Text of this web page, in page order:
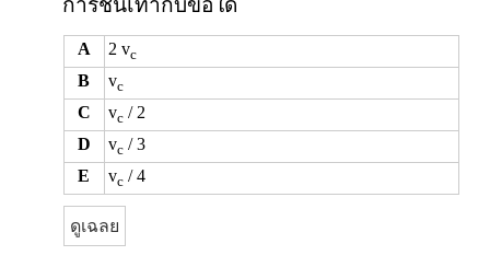
การชนเท่ากับข้อใด
A 2 vc
B vc
C vc/ 2
D
vc/ 3
E
vc/ 4
ดูเฉลย